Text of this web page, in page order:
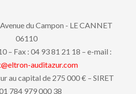
du Campon - LE CANNET
06110
– Fax : 04 93 81 21 18 – e-mail :
auditazur.com
au capital de 275 000 € – SIRET
784 979 000 38